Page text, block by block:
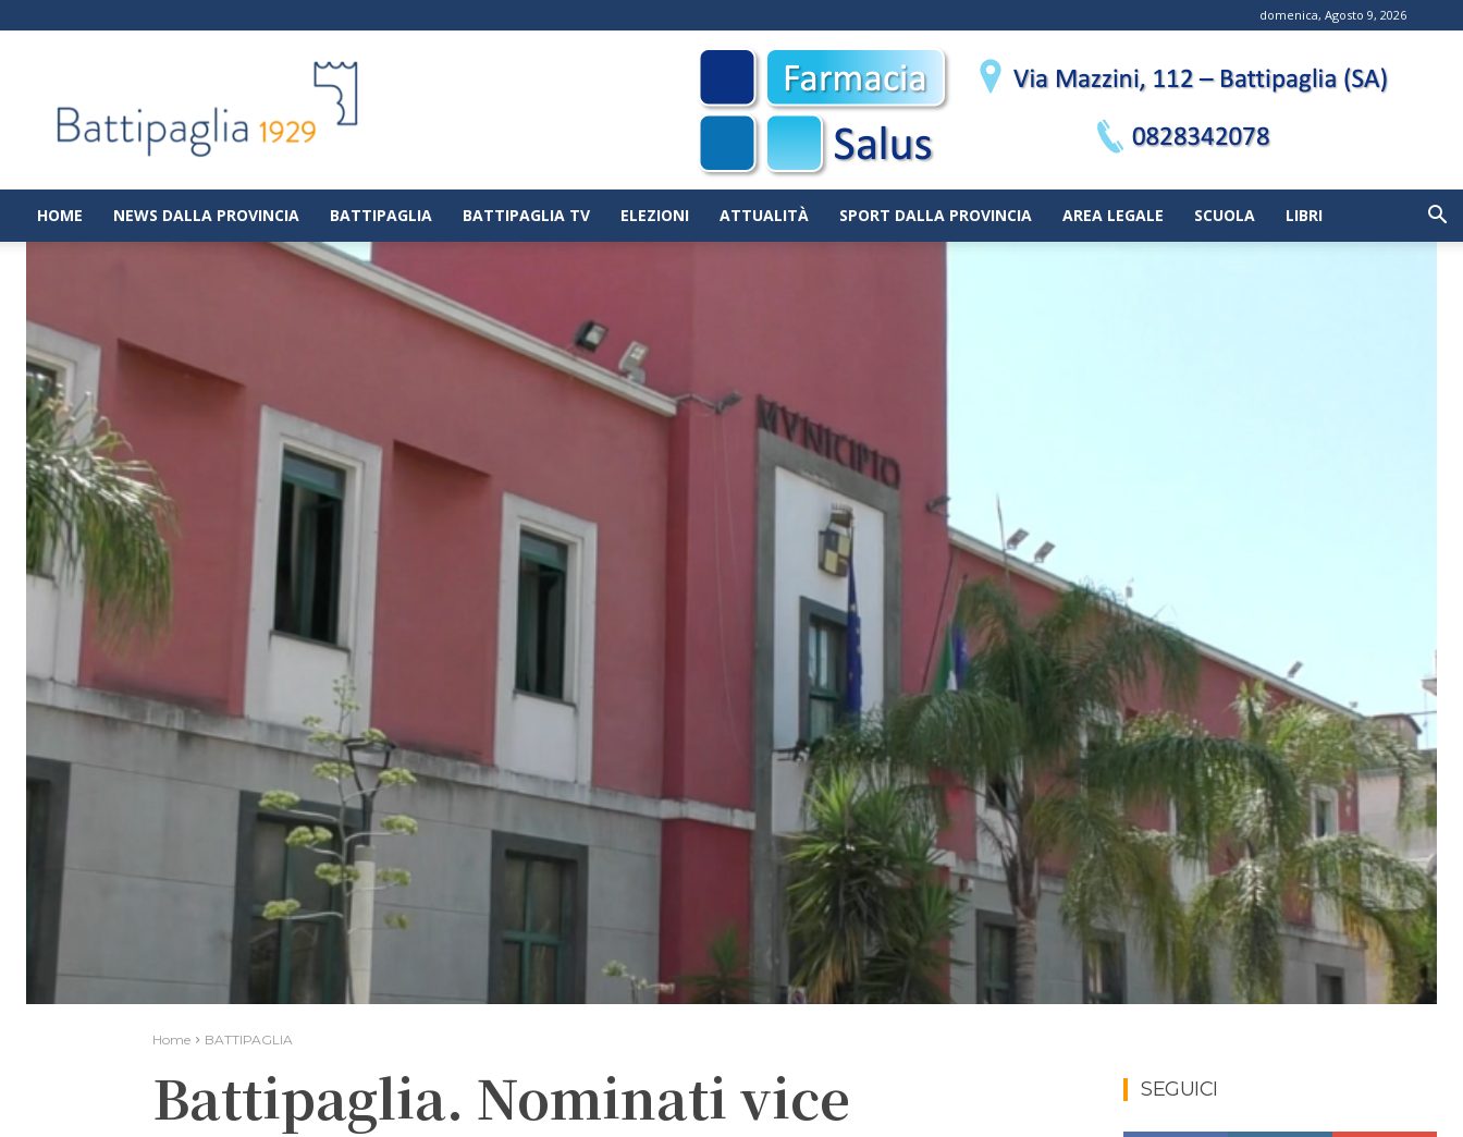
domenica, Agosto 9, 2026
|
Notizie
dalla
città
di
HOME NEWS DALLA PROVINCIA BATTIPAGLIA BATTIPAGLIA TV ELEZIONI ATTUALITÀ SPORT DALLA PROVINCIA AREA LEGALE SCUOLA LIBRI
Home BATTIPAGLIA
Battipaglia. Nominati vice
SEGUICI